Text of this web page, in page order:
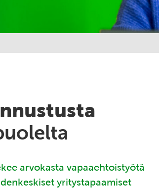
arvokasta vapaaehtoistyötä
yritystapaamiset